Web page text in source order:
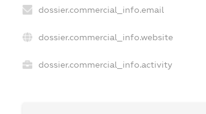
dossier.commercial_info.email
dossier.commercial_info.website
dossier.commercial_info.activity